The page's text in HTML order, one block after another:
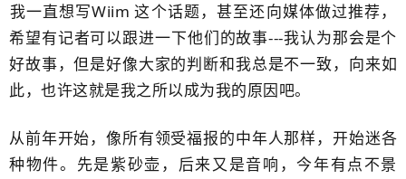
​我一直想写Wiim 这个话题，甚至还向媒体做过推荐，
希望有记者可以跟进一下他们的故事---我认为那会是个
好故事，但是好像大家的判断和我总是不一致，向来如
此，也许这就是我之所以成为我的原因吧。
从前年开始，像所有领受福报的中年人那样，开始迷各
种物件。先是紫砂壶，后来又是音响，今年有点不景